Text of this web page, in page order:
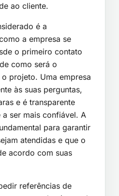
ao cliente.
é a
a empresa se
o primeiro contato
como será o
projeto. Uma empresa
às suas perguntas,
e é transparente
ser mais confiável. A
para garantir
atendidas e que o
acordo com suas
referências de